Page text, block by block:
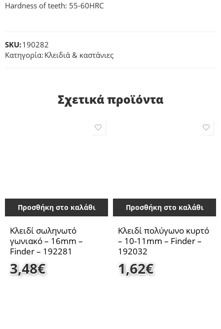
Hardness of teeth: 55-60HRC
SKU:190282
Κατηγορία: Κλειδιά & καστάνιες
Σχετικά προϊόντα
Προσθήκη στο καλάθι
Κλειδί σωληνωτό
γωνιακό – 16mm –
Finder – 192281
3,48€
Προσθήκη στο καλάθι
Κλειδί πολύγωνο κυρτό
– 10-11mm – Finder –
192032
1,62€